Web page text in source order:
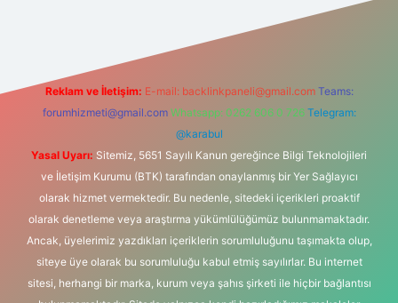
Reklam ve İletişim: E-mail: backlinkpaneli@gmail.com Teams:
forumhizmeti@gmail.com Whatsapp: 0262 606 0 726 Telegram:
@karabul
Yasal Uyarı: Sitemiz, 5651 Sayılı Kanun gereğince Bilgi Teknolojileri
ve İletişim Kurumu (BTK) tarafından onaylanmış bir Yer Sağlayıcı
olarak hizmet vermektedir. Bu nedenle, sitedeki içerikleri proaktif
olarak denetleme veya araştırma yükümlülüğümüz bulunmamaktadır.
Ancak, üyelerimiz yazdıkları içeriklerin sorumluluğunu taşımakta olup,
siteye üye olarak bu sorumluluğu kabul etmiş sayılırlar. Bu internet
sitesi, herhangi bir marka, kurum veya şahıs şirketi ile hiçbir bağlantısı